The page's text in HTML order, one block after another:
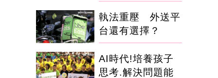
執法重壓 外送平
台還有選擇？
AI時代!培養孩子
思考.解決問題能